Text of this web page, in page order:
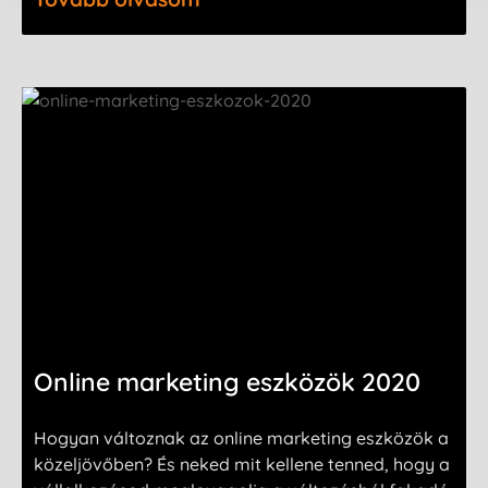
Online marketing eszközök 2020
Hogyan változnak az online marketing eszközök a
közeljövőben? És neked mit kellene tenned, hogy a